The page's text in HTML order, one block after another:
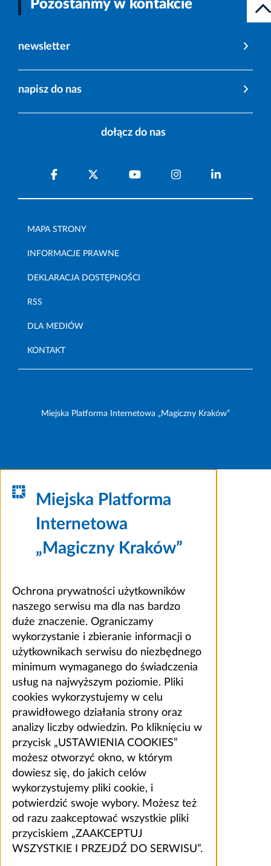
Pozostańmy w kontakcie
newsletter
napisz do nas
dołącz do nas
MAPA STRONY
INFORMACJE PRAWNE
DEKLARACJA DOSTĘPNOŚCI
RSS
DLA MEDIÓW
KONTAKT
Miejska Platforma Internetowa „Magiczny Kraków”
Miejska Platforma
Internetowa
„Magiczny Kraków”
Ochrona prywatności użytkowników
naszego serwisu ma dla nas bardzo
duże znaczenie. Ograniczamy
wykorzystanie i zbieranie informacji o
użytkownikach serwisu do niezbędnego
minimum wymaganego do świadczenia
usług na najwyższym poziomie. Pliki
cookies wykorzystujemy w celu
prawidłowego działania strony oraz
analizy liczby odwiedzin. Po kliknięciu w
przycisk „USTAWIENIA COOKIES”
możesz otworzyć okno, w którym
dowiesz się, do jakich celów
wykorzystujemy pliki cookie, i
potwierdzić swoje wybory. Możesz też
od razu zaakceptować wszystkie pliki
przyciskiem „ZAAKCEPTUJ
WSZYSTKIE I PRZEJDŹ DO SERWISU”.